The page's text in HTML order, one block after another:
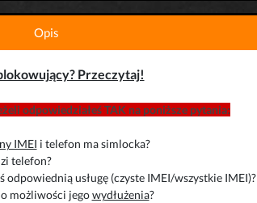
Opis
Przeczytaj!
odpowiedziałeś TAK na poniższe pytania:
IMEI i telefon ma simlocka?
telefon?
odpowiednią usługę (czyste IMEI/wszystkie IMEI)?
możliwości jegowydłużenia?